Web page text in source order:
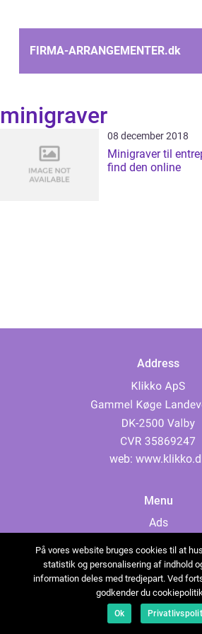
FIRMA-ARRANGEMENTER.dk
minigraver
08 december 2018
Minigraver til
find den online
Address
web:
Menu
Ads
Cookies
Contact
Sitemap
På vores website bruges cookies til at
statistik og personalisering af indhold
information deles med tredjepart. Ved
godkender du
Ok